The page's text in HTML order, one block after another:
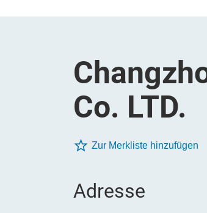
Co. LTD.
Zur Merkliste hinzufügen
Adresse